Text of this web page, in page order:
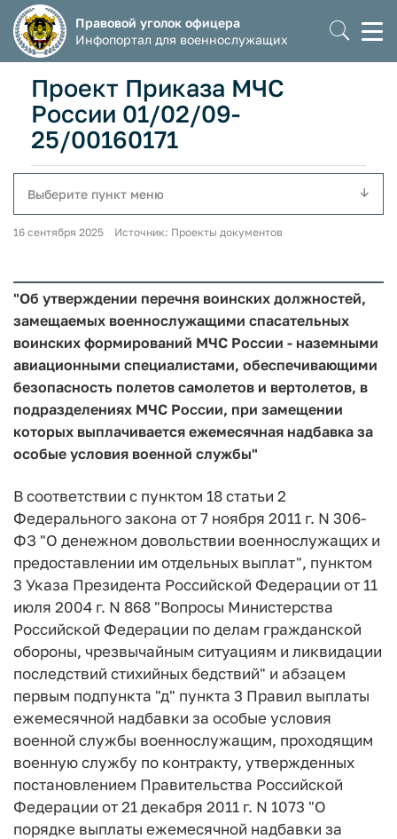
Правовой уголок офицера
Инфопортал для военнослужащих
Проект Приказа МЧС
России 01/02/09-
25/00160171
Выберите пункт меню
16 сентября 2025 Источник: Проекты документов
"Об утверждении перечня воинских должностей,
замещаемых военнослужащими спасательных
воинских формирований МЧС России - наземными
авиационными специалистами, обеспечивающими
безопасность полетов самолетов и вертолетов, в
подразделениях МЧС России, при замещении
которых выплачивается ежемесячная надбавка за
особые условия военной службы"
В соответствии с пунктом 18 статьи 2
Федерального закона от 7 ноября 2011 г. N 306-
ФЗ "О денежном довольствии военнослужащих и
предоставлении им отдельных выплат", пунктом
3 Указа Президента Российской Федерации от 11
июля 2004 г. N 868 "Вопросы Министерства
Российской Федерации по делам гражданской
обороны, чрезвычайным ситуациям и ликвидации
последствий стихийных бедствий" и абзацем
первым подпункта "д" пункта 3 Правил выплаты
ежемесячной надбавки за особые условия
военной службы военнослужащим, проходящим
военную службу по контракту, утвержденных
постановлением Правительства Российской
Федерации от 21 декабря 2011 г. N 1073 "О
порядке выплаты ежемесячной надбавки за